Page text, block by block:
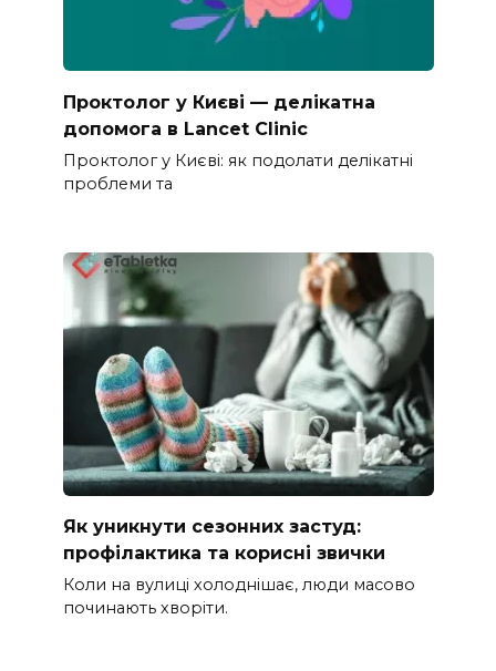
Проктолог у Києві — делікатна
допомога в Lancet Clinic
Проктолог у Києві: як подолати делікатні
проблеми та
Як уникнути сезонних застуд:
профілактика та корисні звички
Коли на вулиці холоднішає, люди масово
починають хворіти.